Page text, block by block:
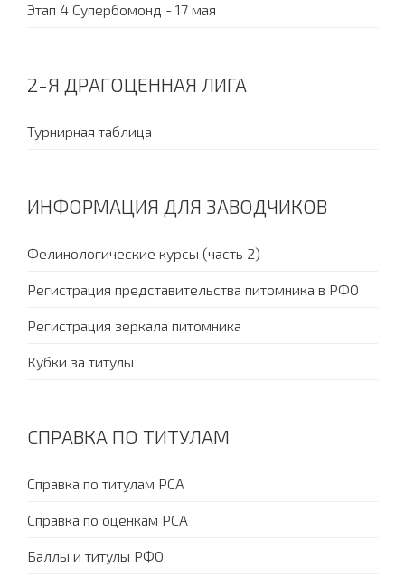
Этап 4 Супербомонд - 17 мая
2-Я ДРАГОЦЕННАЯ ЛИГА
Турнирная таблица
ИНФОРМАЦИЯ ДЛЯ ЗАВОДЧИКОВ
Фелинологические курсы (часть 2)
Регистрация представительства питомника в РФО
Регистрация зеркала питомника
Кубки за титулы
СПРАВКА ПО ТИТУЛАМ
Справка по титулам PCA
Справка по оценкам PCA
Баллы и титулы РФО